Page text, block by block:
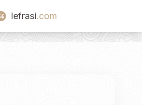
lefrasi.com